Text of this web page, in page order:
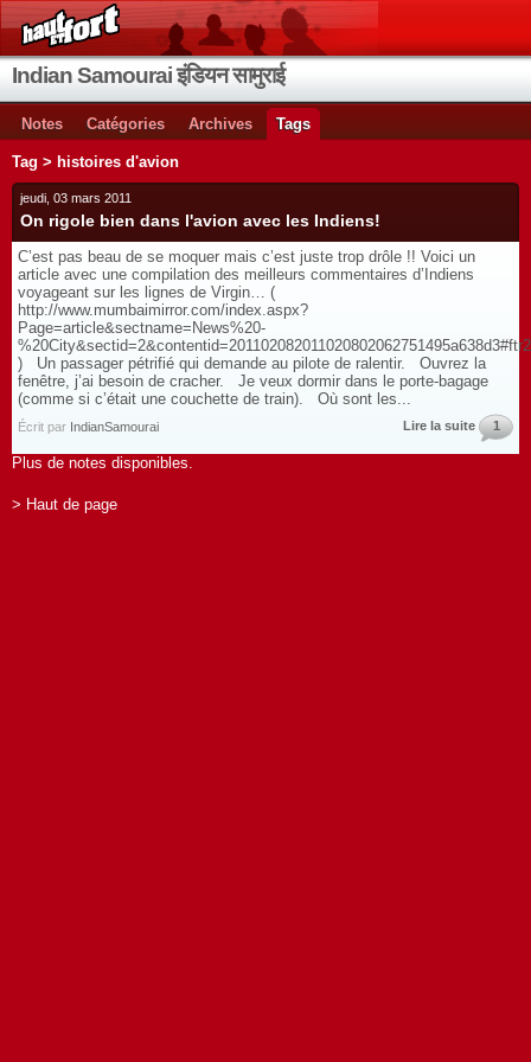
Indian Samourai इंडियन सामुराई
Notes Catégories Archives Tags
Tag > histoires d'avion
jeudi, 03 mars 2011
On rigole bien dans l'avion avec les Indiens!
C’est pas beau de se moquer mais c’est juste trop drôle !! Voici un
article avec une compilation des meilleurs commentaires d’Indiens
voyageant sur les lignes de Virgin… (
http://www.mumbaimirror.com/index.aspx?
Page=article&sectname=News%20-
%20City&sectid=2&contentid=201102082011020802062751495a638d3#ftr2
) Un passager pétrifié qui demande au pilote de ralentir. Ouvrez la
fenêtre, j’ai besoin de cracher. Je veux dormir dans le porte-bagage
(comme si c’était une couchette de train). Où sont les...
Écrit par IndianSamourai Lire la suite 1
Plus de notes disponibles.
> Haut de page